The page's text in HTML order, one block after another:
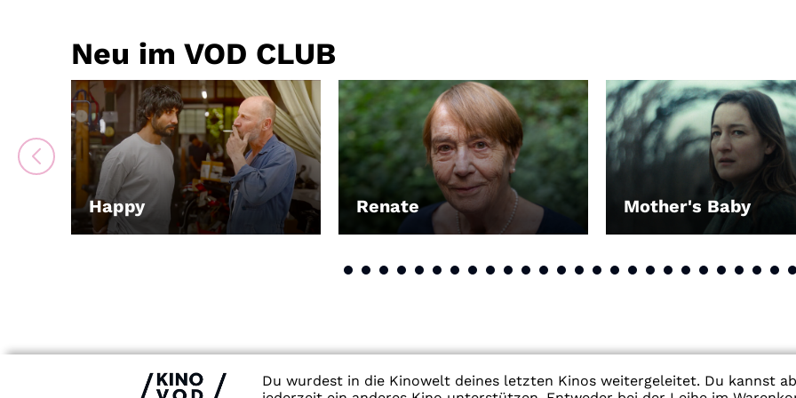
Du wurdest in die Kinowelt deines letzten Kinos weitergeleitet. Du kannst
Neu im VOD CLUB
Happy
LEIHEN Renate
LEIHEN Mother's Baby
LEIHEN